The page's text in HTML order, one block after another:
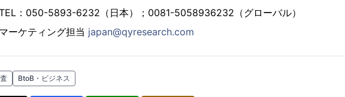
：050-5893-6232（日本）；0081-5058936232（グローバル）
マーケティング担当 japan@qyresearch.com
BtoB・ビジネス